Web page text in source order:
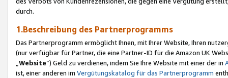
durch.
1.Beschreibung des Partnerprogramms
Das Partnerprogramm ermöglicht Ihnen, mit Ihrer Website, Ihren
(nur verfügbar für Partner, die eine Partner-ID für die Amazon UK
Website“) Geld zu verdienen, indem Sie Ihre Website mit einer der in
ist, einer anderen im Vergütungskatalog für das Partnerprogramm